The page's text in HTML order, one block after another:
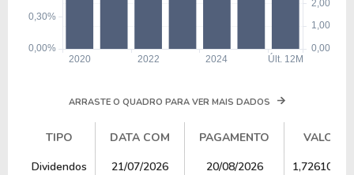
ARRASTE O QUADRO PARA VER MAIS DADOS
TIPO DATA COM PAGAMENTO
VALOR
TIPO
DATA COM PAGAMENTO VALOR
Dividendos 21/07/2026 20/08/2026
1,72610384